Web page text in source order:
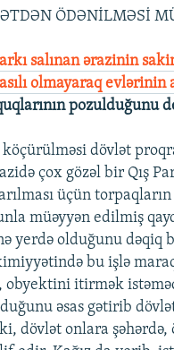
ÖDƏNİLMƏSİ
salınan ərazinin
olmayaraq evlərinin
pozulduğunu
dövlət
çox gözəl bir Qış
üçün
müəyyən edilmiş
yerdə olduğunu dəqiq
bu işlə
obyektini itirmək
əsas gətirib
dövlət onlara